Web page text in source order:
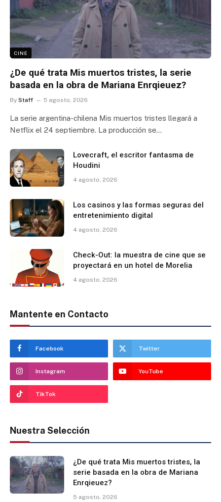
CINE
¿De qué trata Mis muertos tristes, la serie
basada en la obra de Mariana Enrqieuez?
By Staff 5 agosto, 2026
La serie argentina-chilena Mis muertos tristes llegará a
Netflix el 24 septiembre. La producción se…
Lovecraft, el escritor fantasma de
Houdini
4 agosto, 2026
Los casinos y las formas seguras del
entretenimiento digital
4 agosto, 2026
Check-Out: la muestra de cine que se
proyectará en un hotel de Morelia
4 agosto, 2026
Mantente en Contacto
Facebook Twitter
Instagram YouTube
TikTok
Nuestra Selección
¿De qué trata Mis muertos tristes, la
serie basada en la obra de Mariana
Enrqieuez?
5 agosto, 2026